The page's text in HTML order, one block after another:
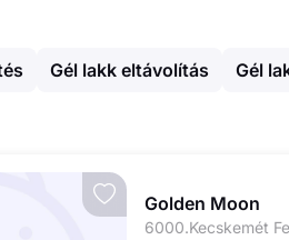
Gél lakk eltávolítás Gél
Golden Moon
6000.Kecskemét